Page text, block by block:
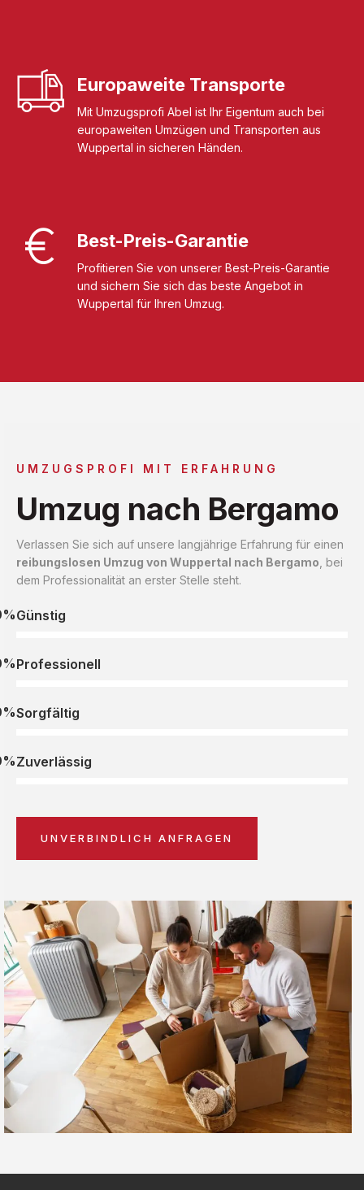
Europaweite Transporte
Mit Umzugsprofi Abel ist Ihr Eigentum auch bei
europaweiten Umzügen und Transporten aus
Wuppertal in sicheren Händen.
Best-Preis-Garantie
Profitieren Sie von unserer Best-Preis-Garantie
und sichern Sie sich das beste Angebot in
Wuppertal für Ihren Umzug.
UMZUGSPROFI MIT ERFAHRUNG
Umzug nach Bergamo
Verlassen Sie sich auf unsere langjährige Erfahrung für einen
reibungslosen Umzug von Wuppertal nach Bergamo , bei
dem Professionalität an erster Stelle steht.
Günstig
Professionell
Sorgfältig
Zuverlässig
UNVERBINDLICH ANFRAGEN